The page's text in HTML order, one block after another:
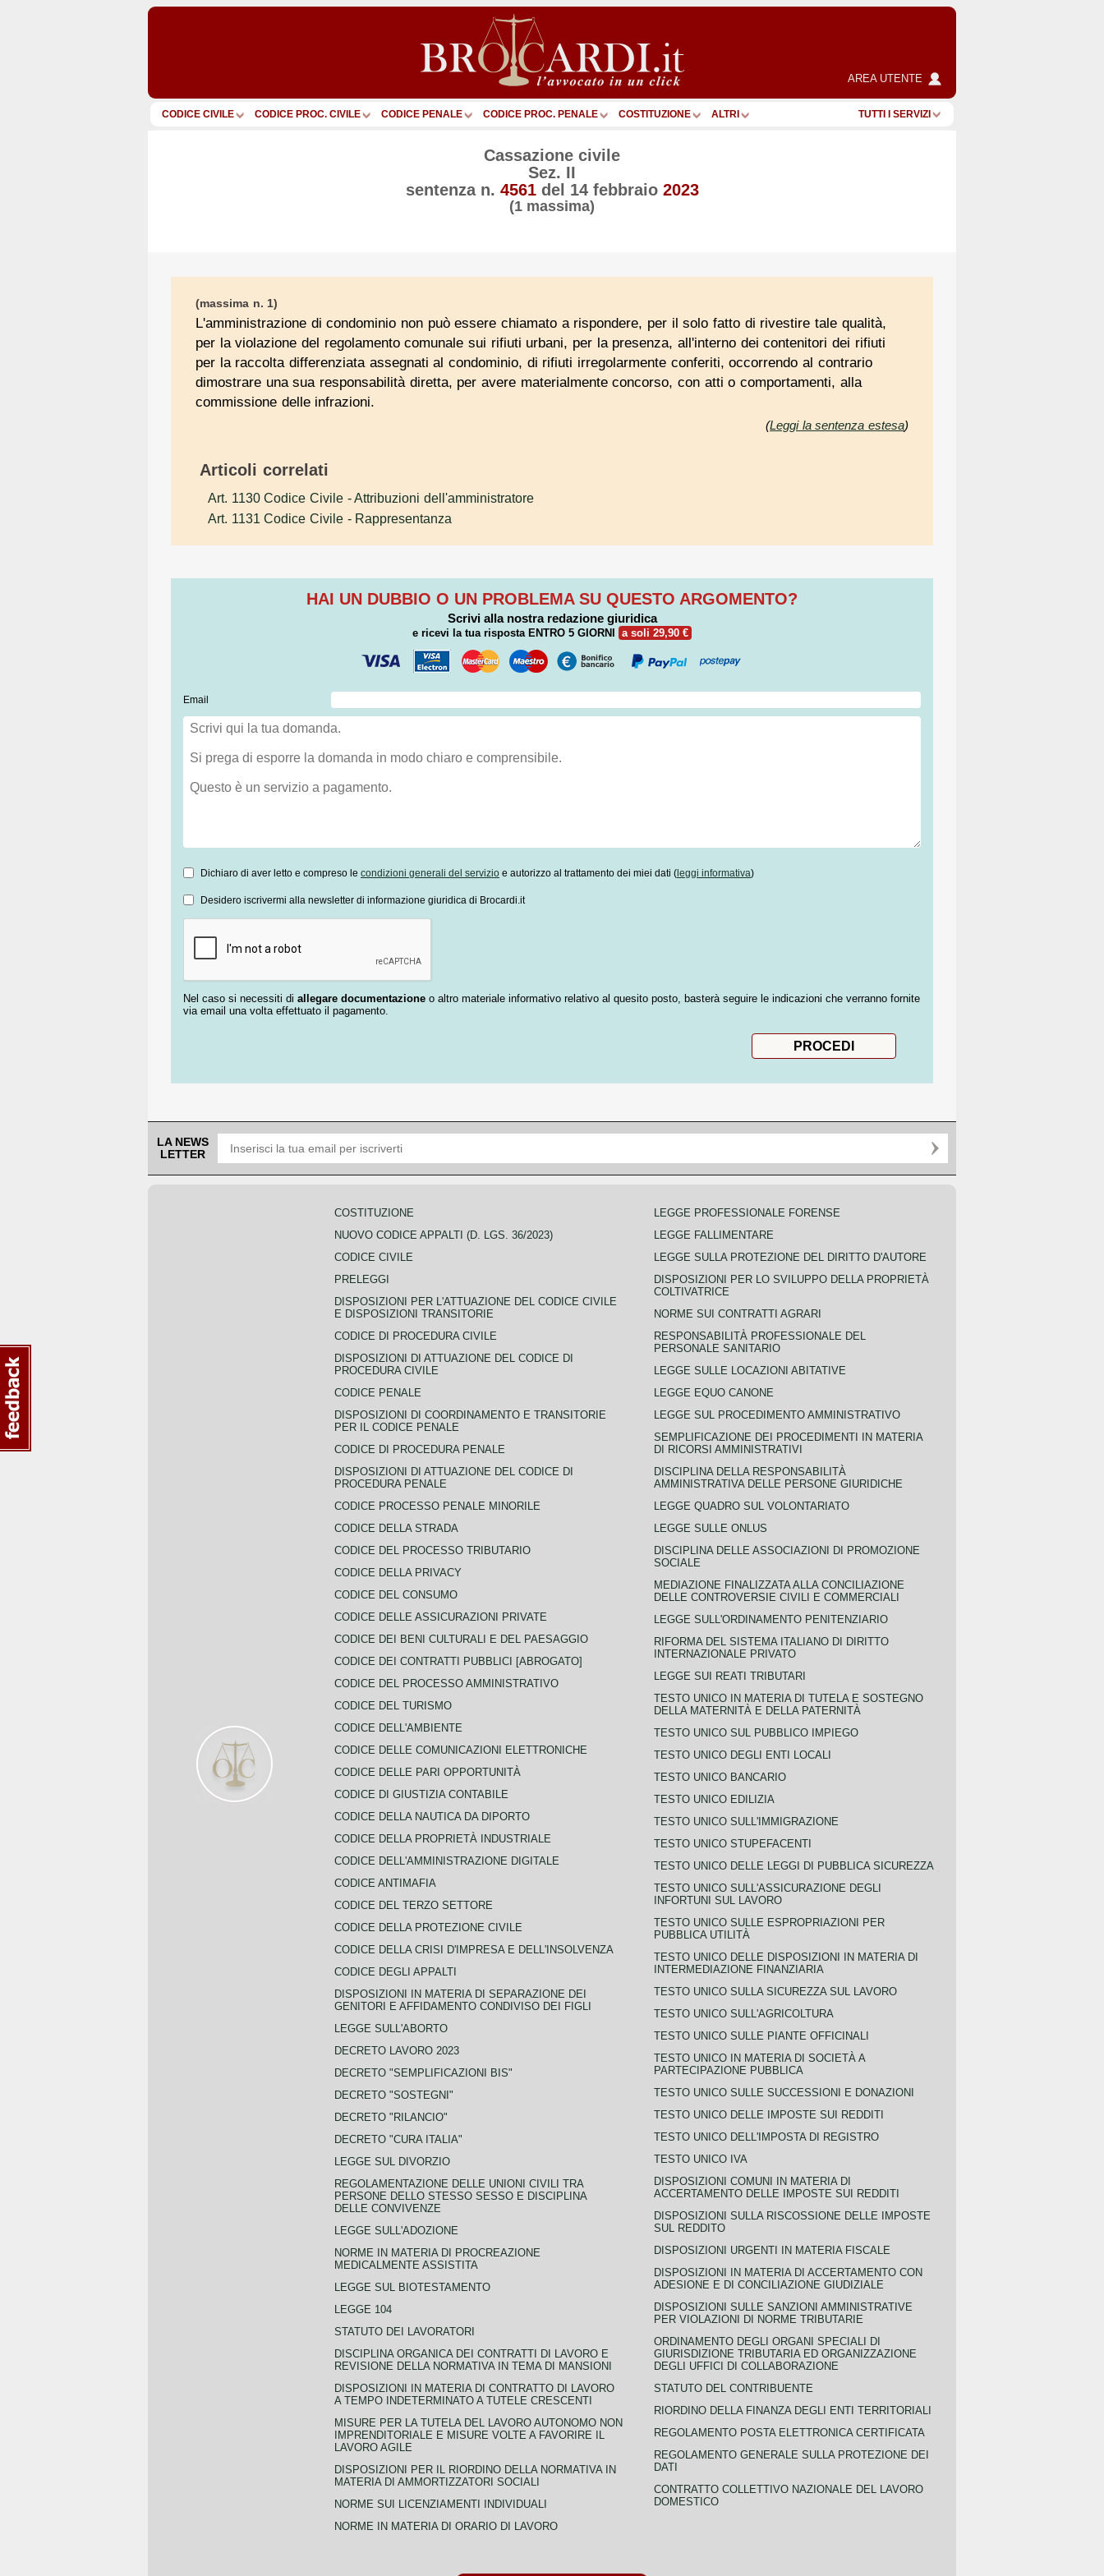
AREA UTENTE
CODICE CIVILE CODICE PROC. CIVILE CODICE PENALE CODICE PROC. PENALE COSTITUZIONE ALTRI TUTTI I SERVIZI
Cassazione civile
Sez. II
sentenza n. 4561 del 14 febbraio 2023
(1 massima)
(massima n. 1)
L'amministrazione di condominio non può essere chiamato a rispondere, per il solo fatto di rivestire tale qualità,
per la violazione del regolamento comunale sui rifiuti urbani, per la presenza, all'interno dei contenitori dei rifiuti
per la raccolta differenziata assegnati al condominio, di rifiuti irregolarmente conferiti, occorrendo al contrario
dimostrare una sua responsabilità diretta, per avere materialmente concorso, con atti o comportamenti, alla
commissione delle infrazioni.
(Leggi la sentenza estesa)
Articoli correlati
Art. 1130 Codice Civile - Attribuzioni dell'amministratore
Art. 1131 Codice Civile - Rappresentanza
HAI UN DUBBIO O UN PROBLEMA SU QUESTO ARGOMENTO?
Scrivi alla nostra redazione giuridica
e ricevi la tua risposta ENTRO 5 GIORNI a soli 29,90 €
Email
Dichiaro di aver letto e compreso le condizioni generali del servizio e autorizzo al trattamento dei miei dati ( leggi informativa)
Desidero iscrivermi alla newsletter di informazione giuridica di Brocardi.it
Nel caso si necessiti di allegare documentazione o altro materiale informativo relativo al quesito posto, basterà seguire le indicazioni che verranno fornite
via email una volta effettuato il pagamento.
LA NEWS
LETTER
COSTITUZIONE
NUOVO CODICE APPALTI (D. LGS. 36/2023)
CODICE CIVILE
PRELEGGI
DISPOSIZIONI PER L'ATTUAZIONE DEL CODICE CIVILE
E DISPOSIZIONI TRANSITORIE
CODICE DI PROCEDURA CIVILE
DISPOSIZIONI DI ATTUAZIONE DEL CODICE DI
PROCEDURA CIVILE
CODICE PENALE
DISPOSIZIONI DI COORDINAMENTO E TRANSITORIE
PER IL CODICE PENALE
CODICE DI PROCEDURA PENALE
DISPOSIZIONI DI ATTUAZIONE DEL CODICE DI
PROCEDURA PENALE
CODICE PROCESSO PENALE MINORILE
CODICE DELLA STRADA
CODICE DEL PROCESSO TRIBUTARIO
CODICE DELLA PRIVACY
CODICE DEL CONSUMO
CODICE DELLE ASSICURAZIONI PRIVATE
CODICE DEI BENI CULTURALI E DEL PAESAGGIO
CODICE DEI CONTRATTI PUBBLICI [ABROGATO]
CODICE DEL PROCESSO AMMINISTRATIVO
CODICE DEL TURISMO
CODICE DELL'AMBIENTE
CODICE DELLE COMUNICAZIONI ELETTRONICHE
CODICE DELLE PARI OPPORTUNITÀ
CODICE DI GIUSTIZIA CONTABILE
CODICE DELLA NAUTICA DA DIPORTO
CODICE DELLA PROPRIETÀ INDUSTRIALE
CODICE DELL'AMMINISTRAZIONE DIGITALE
CODICE ANTIMAFIA
CODICE DEL TERZO SETTORE
CODICE DELLA PROTEZIONE CIVILE
CODICE DELLA CRISI D'IMPRESA E DELL'INSOLVENZA
CODICE DEGLI APPALTI
DISPOSIZIONI IN MATERIA DI SEPARAZIONE DEI
GENITORI E AFFIDAMENTO CONDIVISO DEI FIGLI
LEGGE SULL'ABORTO
DECRETO LAVORO 2023
DECRETO "SEMPLIFICAZIONI BIS"
DECRETO "SOSTEGNI"
DECRETO "RILANCIO"
DECRETO "CURA ITALIA"
LEGGE SUL DIVORZIO
REGOLAMENTAZIONE DELLE UNIONI CIVILI TRA
PERSONE DELLO STESSO SESSO E DISCIPLINA
DELLE CONVIVENZE
LEGGE SULL'ADOZIONE
NORME IN MATERIA DI PROCREAZIONE
MEDICALMENTE ASSISTITA
LEGGE SUL BIOTESTAMENTO
LEGGE 104
STATUTO DEI LAVORATORI
DISCIPLINA ORGANICA DEI CONTRATTI DI LAVORO E
REVISIONE DELLA NORMATIVA IN TEMA DI MANSIONI
DISPOSIZIONI IN MATERIA DI CONTRATTO DI LAVORO
A TEMPO INDETERMINATO A TUTELE CRESCENTI
MISURE PER LA TUTELA DEL LAVORO AUTONOMO NON
IMPRENDITORIALE E MISURE VOLTE A FAVORIRE IL
LAVORO AGILE
DISPOSIZIONI PER IL RIORDINO DELLA NORMATIVA IN
MATERIA DI AMMORTIZZATORI SOCIALI
NORME SUI LICENZIAMENTI INDIVIDUALI
NORME IN MATERIA DI ORARIO DI LAVORO
LEGGE PROFESSIONALE FORENSE
LEGGE FALLIMENTARE
LEGGE SULLA PROTEZIONE DEL DIRITTO D'AUTORE
DISPOSIZIONI PER LO SVILUPPO DELLA PROPRIETÀ
COLTIVATRICE
NORME SUI CONTRATTI AGRARI
RESPONSABILITÀ PROFESSIONALE DEL
PERSONALE SANITARIO
LEGGE SULLE LOCAZIONI ABITATIVE
LEGGE EQUO CANONE
LEGGE SUL PROCEDIMENTO AMMINISTRATIVO
SEMPLIFICAZIONE DEI PROCEDIMENTI IN MATERIA
DI RICORSI AMMINISTRATIVI
DISCIPLINA DELLA RESPONSABILITÀ
AMMINISTRATIVA DELLE PERSONE GIURIDICHE
LEGGE QUADRO SUL VOLONTARIATO
LEGGE SULLE ONLUS
DISCIPLINA DELLE ASSOCIAZIONI DI PROMOZIONE
SOCIALE
MEDIAZIONE FINALIZZATA ALLA CONCILIAZIONE
DELLE CONTROVERSIE CIVILI E COMMERCIALI
LEGGE SULL'ORDINAMENTO PENITENZIARIO
RIFORMA DEL SISTEMA ITALIANO DI DIRITTO
INTERNAZIONALE PRIVATO
LEGGE SUI REATI TRIBUTARI
TESTO UNICO IN MATERIA DI TUTELA E SOSTEGNO
DELLA MATERNITÀ E DELLA PATERNITÀ
TESTO UNICO SUL PUBBLICO IMPIEGO
TESTO UNICO DEGLI ENTI LOCALI
TESTO UNICO BANCARIO
TESTO UNICO EDILIZIA
TESTO UNICO SULL'IMMIGRAZIONE
TESTO UNICO STUPEFACENTI
TESTO UNICO DELLE LEGGI DI PUBBLICA SICUREZZA
TESTO UNICO SULL'ASSICURAZIONE DEGLI
INFORTUNI SUL LAVORO
TESTO UNICO SULLE ESPROPRIAZIONI PER
PUBBLICA UTILITÀ
TESTO UNICO DELLE DISPOSIZIONI IN MATERIA DI
INTERMEDIAZIONE FINANZIARIA
TESTO UNICO SULLA SICUREZZA SUL LAVORO
TESTO UNICO SULL'AGRICOLTURA
TESTO UNICO SULLE PIANTE OFFICINALI
TESTO UNICO IN MATERIA DI SOCIETÀ A
PARTECIPAZIONE PUBBLICA
TESTO UNICO SULLE SUCCESSIONI E DONAZIONI
TESTO UNICO DELLE IMPOSTE SUI REDDITI
TESTO UNICO DELL'IMPOSTA DI REGISTRO
TESTO UNICO IVA
DISPOSIZIONI COMUNI IN MATERIA DI
ACCERTAMENTO DELLE IMPOSTE SUI REDDITI
DISPOSIZIONI SULLA RISCOSSIONE DELLE IMPOSTE
SUL REDDITO
DISPOSIZIONI URGENTI IN MATERIA FISCALE
DISPOSIZIONI IN MATERIA DI ACCERTAMENTO CON
ADESIONE E DI CONCILIAZIONE GIUDIZIALE
DISPOSIZIONI SULLE SANZIONI AMMINISTRATIVE
PER VIOLAZIONI DI NORME TRIBUTARIE
ORDINAMENTO DEGLI ORGANI SPECIALI DI
GIURISDIZIONE TRIBUTARIA ED ORGANIZZAZIONE
DEGLI UFFICI DI COLLABORAZIONE
STATUTO DEL CONTRIBUENTE
RIORDINO DELLA FINANZA DEGLI ENTI TERRITORIALI
REGOLAMENTO POSTA ELETTRONICA CERTIFICATA
REGOLAMENTO GENERALE SULLA PROTEZIONE DEI
DATI
CONTRATTO COLLETTIVO NAZIONALE DEL LAVORO
DOMESTICO